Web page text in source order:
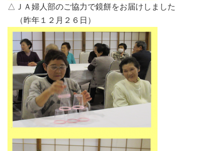
△ＪＡ婦人部のご協力で鏡餅をお届けしました
（昨年１２月２６日）